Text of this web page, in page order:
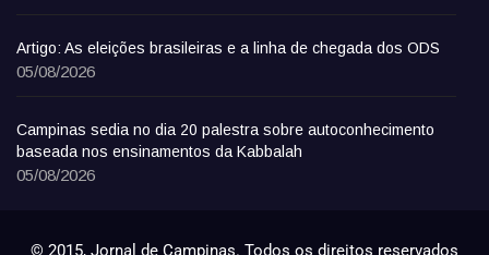
Artigo: As eleições brasileiras e a linha de chegada dos ODS
05/08/2026
Campinas sedia no dia 20 palestra sobre autoconhecimento
baseada nos ensinamentos da Kabbalah
05/08/2026
© 2015, Jornal de Campinas. Todos os direitos reservados